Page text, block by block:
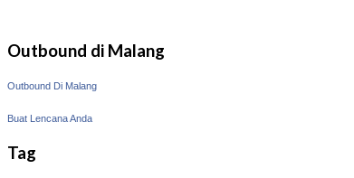
Outbound di Malang
Outbound Di Malang
Buat Lencana Anda
Tag